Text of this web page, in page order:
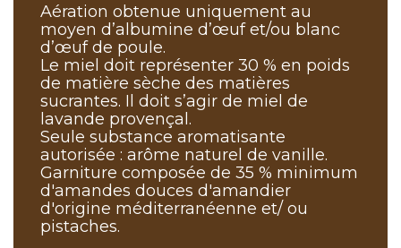
Aération obtenue uniquement au
moyen d’albumine d’œuf et/ou blanc
d’œuf de poule.
Le miel doit représenter 30 % en poids
de matière sèche des matières
sucrantes. Il doit s’agir de miel de
lavande provençal.
Seule substance aromatisante
autorisée : arôme naturel de vanille.
Garniture composée de 35 % minimum
d'amandes douces d'amandier
d'origine méditerranéenne et/ ou
pistaches.